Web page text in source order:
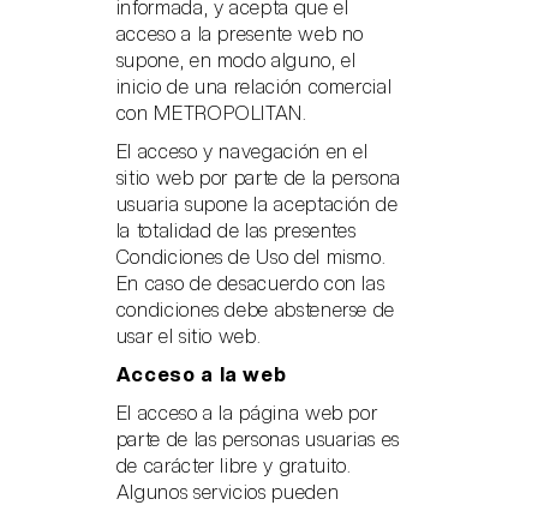
informada, y acepta que el
acceso a la presente web no
supone, en modo alguno, el
inicio de una relación comercial
con METROPOLITAN.
El acceso y navegación en el
sitio web por parte de la persona
usuaria supone la aceptación de
la totalidad de las presentes
Condiciones de Uso del mismo.
En caso de desacuerdo con las
condiciones debe abstenerse de
usar el sitio web.
Acceso a la web
El acceso a la página web por
parte de las personas usuarias es
de carácter libre y gratuito.
Algunos servicios pueden